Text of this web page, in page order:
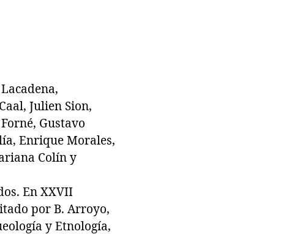
Julien Sion,
Gustavo
Enrique Morales,
Colín y
En XXVII
por B. Arroyo,
y Etnología,